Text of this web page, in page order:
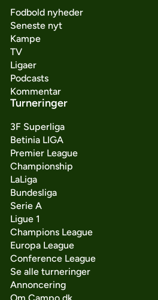
Fodbold nyheder
Seneste nyt
Kampe
TV
Ligaer
Podcasts
Kommentar
Turneringer
3F Superliga
Betinia LIGA
Premier League
Championship
LaLiga
Bundesliga
Serie A
Ligue 1
Champions League
Europa League
Conference League
Se alle turneringer
Annoncering